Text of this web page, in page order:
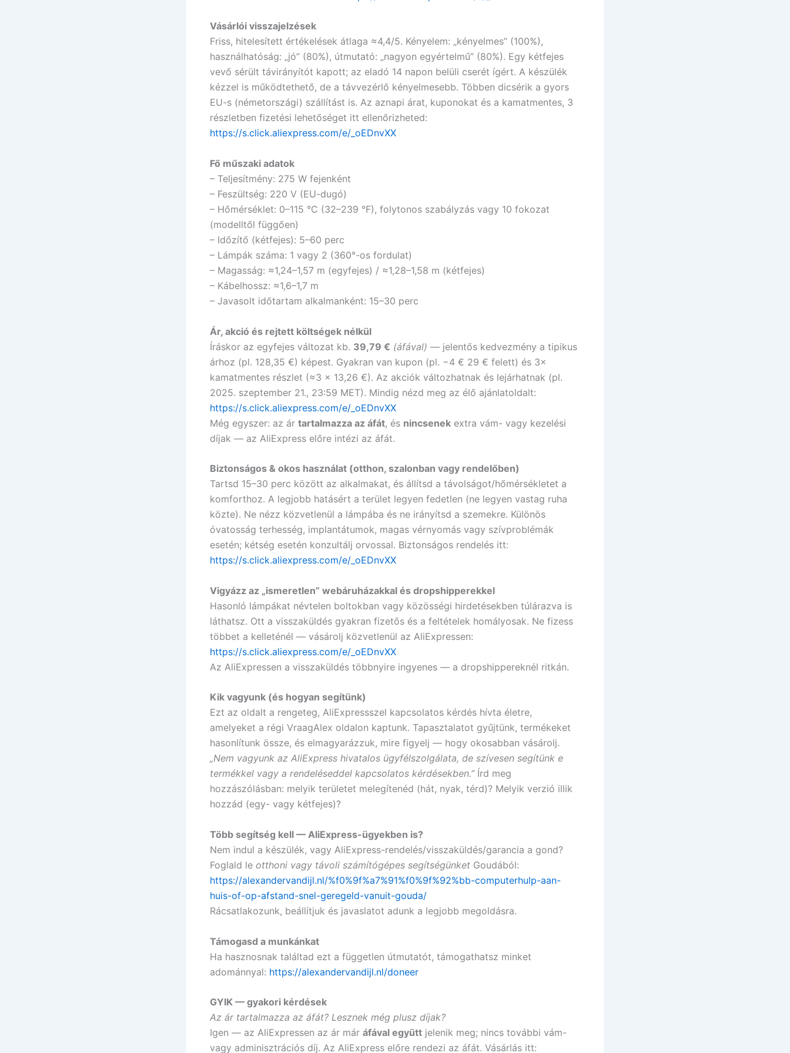
Vásárlói visszajelzések
Friss, hitelesített értékelések átlaga ≈4,4/5. Kényelem: „kényelmes” (100%),
használhatóság: „jó” (80%), útmutató: „nagyon egyértelmű” (80%). Egy kétfejes
vevő sérült távirányítót kapott; az eladó 14 napon belüli cserét ígért. A készülék
kézzel is működtethető, de a távvezérlő kényelmesebb. Többen dicsérik a gyors
EU-s (németországi) szállítást is. Az aznapi árat, kuponokat és a kamatmentes, 3
részletben fizetési lehetőséget itt ellenőrizheted:
https://s.click.aliexpress.com/e/_oEDnvXX
Fő műszaki adatok
– Teljesítmény: 275 W fejenként
– Feszültség: 220 V (EU-dugó)
– Hőmérséklet: 0–115 °C (32–239 °F), folytonos szabályzás vagy 10 fokozat
(modelltől függően)
– Időzítő (kétfejes): 5–60 perc
– Lámpák száma: 1 vagy 2 (360°-os fordulat)
– Magasság: ≈1,24–1,57 m (egyfejes) / ≈1,28–1,58 m (kétfejes)
– Kábelhossz: ≈1,6–1,7 m
– Javasolt időtartam alkalmanként: 15–30 perc
Ár, akció és rejtett költségek nélkül
Íráskor az egyfejes változat kb. 39,79 € (áfával) — jelentős kedvezmény a tipikus
árhoz (pl. 128,35 €) képest. Gyakran van kupon (pl. −4 € 29 € felett) és 3×
kamatmentes részlet (≈3 × 13,26 €). Az akciók változhatnak és lejárhatnak (pl.
2025. szeptember 21., 23:59 MET). Mindig nézd meg az élő ajánlatoldalt:
https://s.click.aliexpress.com/e/_oEDnvXX
Még egyszer: az ár tartalmazza az áfát, és nincsenek extra vám- vagy kezelési
díjak — az AliExpress előre intézi az áfát.
Biztonságos & okos használat (otthon, szalonban vagy rendelőben)
Tartsd 15–30 perc között az alkalmakat, és állítsd a távolságot/hőmérsékletet a
komforthoz. A legjobb hatásért a terület legyen fedetlen (ne legyen vastag ruha
közte). Ne nézz közvetlenül a lámpába és ne irányítsd a szemekre. Különös
óvatosság terhesség, implantátumok, magas vérnyomás vagy szívproblémák
esetén; kétség esetén konzultálj orvossal. Biztonságos rendelés itt:
https://s.click.aliexpress.com/e/_oEDnvXX
Vigyázz az „ismeretlen” webáruházakkal és dropshipperekkel
Hasonló lámpákat névtelen boltokban vagy közösségi hirdetésekben túlárazva is
láthatsz. Ott a visszaküldés gyakran fizetős és a feltételek homályosak. Ne fizess
többet a kelleténél — vásárolj közvetlenül az AliExpressen:
https://s.click.aliexpress.com/e/_oEDnvXX
Az AliExpressen a visszaküldés többnyire ingyenes — a dropshippereknél ritkán.
Kik vagyunk (és hogyan segítünk)
Ezt az oldalt a rengeteg, AliExpressszel kapcsolatos kérdés hívta életre,
amelyeket a régi VraagAlex oldalon kaptunk. Tapasztalatot gyűjtünk, termékeket
hasonlítunk össze, és elmagyarázzuk, mire figyelj — hogy okosabban vásárolj.
„Nem vagyunk az AliExpress hivatalos ügyfélszolgálata, de szívesen segítünk e
termékkel vagy a rendeléseddel kapcsolatos kérdésekben.”Írd meg
hozzászólásban: melyik területet melegítenéd (hát, nyak, térd)? Melyik verzió illik
hozzád (egy- vagy kétfejes)?
Több segítség kell — AliExpress-ügyekben is?
Nem indul a készülék, vagy AliExpress-rendelés/visszaküldés/garancia a gond?
Foglald le otthoni vagy távoli számítógépes segítségünket Goudából:
https://alexandervandijl.nl/%f0%9f%a7%91%f0%9f%92%bb-computerhulp-aan-
huis-of-op-afstand-snel-geregeld-vanuit-gouda/
Rácsatlakozunk, beállítjuk és javaslatot adunk a legjobb megoldásra.
Támogasd a munkánkat
Ha hasznosnak találtad ezt a független útmutatót, támogathatsz minket
adománnyal: https://alexandervandijl.nl/doneer
GYIK — gyakori kérdések
Az ár tartalmazza az áfát? Lesznek még plusz díjak?
Igen — az AliExpressen az ár már áfával együtt jelenik meg; nincs további vám-
vagy adminisztrációs díj. Az AliExpress előre rendezi az áfát. Vásárlás itt: